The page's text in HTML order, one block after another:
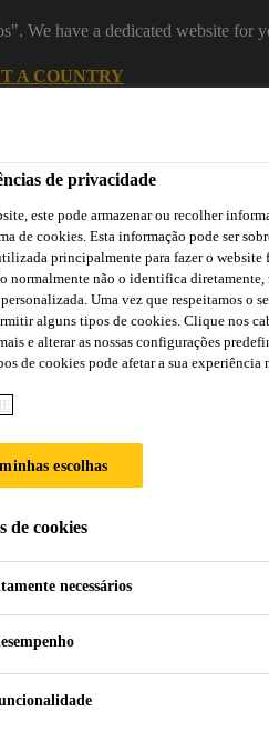
We have a dedicated website for
A COUNTRY
Atendimento Técnico
de privacidade
este pode armazenar ou recolher
de cookies. Esta informação pode ser
principalmente para fazer o website
normalmente não o identifica diretamente,
Uma vez que respeitamos o
alguns tipos de cookies. Clique nos
e alterar as nossas configurações
de cookies pode afetar a sua experiência
escolhas
de cookies
necessários